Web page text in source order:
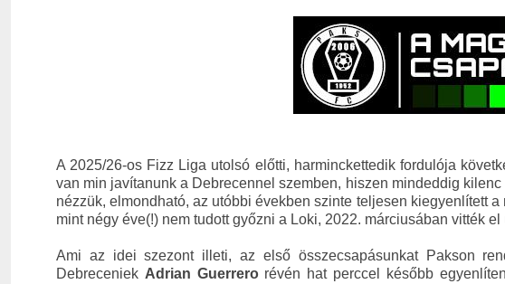
A 2025/26-os Fizz Liga utolsó előtti, harminckettedik fordulója
van min javítanunk a Debrecennel szemben, hiszen mindeddig
nézzük, elmondható, az utóbbi években szinte teljesen kiegyenlített
mint négy éve(!) nem tudott győzni a Loki, 2022. márciusában vitték
Ami az idei szezont illeti, az első összecsapásunkat Pakson
Debreceniek Adrian Guerrerorévén hat perccel később